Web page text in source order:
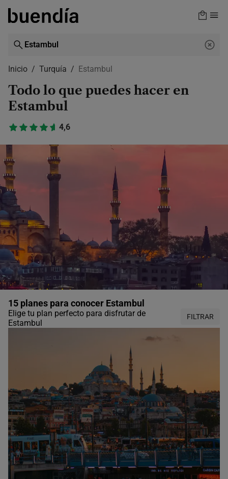
Skip
content
Inicio Turquía Estambul
Todo lo que puedes hacer en
Estambul
4,6
15 planes para conocer Estambul
Elige tu plan perfecto para disfrutar de
Estambul
FILTRAR